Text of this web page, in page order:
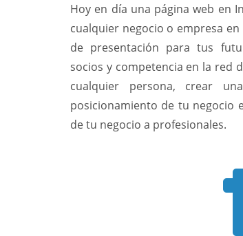
Hoy en día una página web en
cualquier negocio o empresa
de presentación para tus
socios y competencia en la red
cualquier persona, crear
posicionamiento de tu negocio
de tu negocio a profesionales.